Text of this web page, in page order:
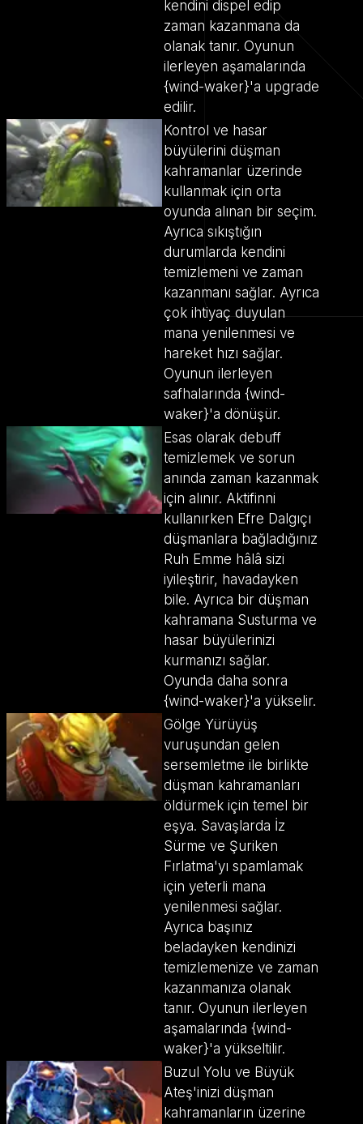
kendini dispel edip
zaman kazanmana da
olanak tanır. Oyunun
ilerleyen aşamalarında
{wind-waker}'a upgrade
edilir.
Kontrol ve hasar
büyülerini düşman
kahramanlar üzerinde
kullanmak için orta
oyunda alınan bir seçim.
Ayrıca sıkıştığın
durumlarda kendini
temizlemeni ve zaman
kazanmanı sağlar. Ayrıca
çok ihtiyaç duyulan
mana yenilenmesi ve
hareket hızı sağlar.
Oyunun ilerleyen
safhalarında {wind-
waker}'a dönüşür.
Esas olarak debuff
temizlemek ve sorun
anında zaman kazanmak
için alınır. Aktifinni
kullanırken Efre Dalgıçı
düşmanlara bağladığınız
Ruh Emme hâlâ sizi
iyileştirir, havadayken
bile. Ayrıca bir düşman
kahramana Susturma ve
hasar büyülerinizi
kurmanızı sağlar.
Oyunda daha sonra
{wind-waker}'a yükselir.
Gölge Yürüyüş
vuruşundan gelen
sersemletme ile birlikte
düşman kahramanları
öldürmek için temel bir
eşya. Savaşlarda İz
Sürme ve Şuriken
Fırlatma'yı spamlamak
için yeterli mana
yenilenmesi sağlar.
Ayrıca başınız
beladayken kendinizi
temizlemenize ve zaman
kazanmanıza olanak
tanır. Oyunun ilerleyen
aşamalarında {wind-
waker}'a yükseltilir.
Buzul Yolu ve Büyük
Ateş'inizi düşman
kahramanların üzerine